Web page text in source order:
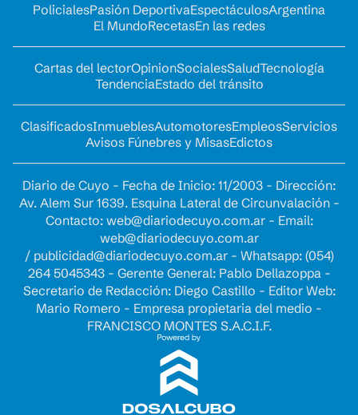
PolicialesPasión DeportivaEspectáculosArgentina
El MundoRecetasEn las redes
Cartas del lectorOpinionSocialesSaludTecnología
TendenciaEstado del tránsito
ClasificadosInmueblesAutomotoresEmpleosServicios
Avisos Fúnebres y MisasEdictos
Diario de Cuyo - Fecha de Inicio: 11/2003 - Dirección:
Av. Alem Sur 1639. Esquina Lateral de Circunvalación -
Contacto: web@diariodecuyo.com.ar- Email:
web@diariodecuyo.com.ar
/ publicidad@diariodecuyo.com.ar- Whatsapp: (054)
264 5045343 - Gerente General: Pablo Dellazoppa -
Secretario de Redacción: Diego Castillo - Editor Web:
Mario Romero - Empresa propietaria del medio -
FRANCISCO MONTES S.A.C.I.F.